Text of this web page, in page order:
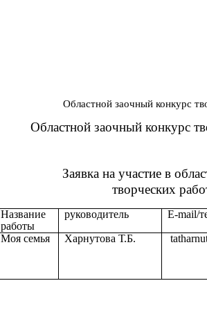
Областной заочный конкурс
Областной заочный конкурс
Заявка на участие в
творческих
Название
работы
руководитель Е-mail/
Моя семья Харнутова Т.Б.